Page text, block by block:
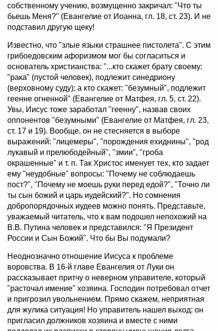
собственному учению, возмущенно закричал: "Что ты
бьешь Меня?" (Евангелие от Иоанна, гл. 18, ст. 23). И не
подставил другую щеку!
Известно, что "злые языки страшнее пистолета". С этим
грибоедовским афоризмом мог бы согласиться и
основатель христианства: "...кто скажет брату своему:
"рака" (пустой человек), подлежит синедриону
(верховному суду); а кто скажет: "безумный", подлежит
геенне огненной" (Евангелие от Матфея, гл. 5, ст. 22).
Увы, Иисус тоже заработал "геенну", назвав своих
оппонентов "безумными" (Евангелие от Матфея, гл. 23,
ст. 17 и 19). Вообще, он не стесняется в выборе
выражений: "лицемеры", "порождения ехиднины", "род
лукавый и прелюбодейный", "змии", "гроба
окрашенные" и т. п. Так Христос именует тех, кто задает
ему "неудобные" вопросы: "Почему не соблюдаешь
пост?", "Почему не моешь руки перед едой?", "Точно ли
ты сын божий и царь иудейский?". Но сомнения
добропорядочных иудеев можно понять. Представьте,
уважаемый читатель, что к вам подошел непохожий на
В.В. Путина человек и представился: "Я Президент
России и Сын Божий". Что бы Вы подумали?
Неоднозначно отношение Иисуса к проблеме
воровства. В 16-й главе Евангелия от Луки он
рассказывает притчу о неверном управителе, который
"расточал имение" хозяина. Господин потребовал отчет
и пригрозил увольнением. Прямо скажем, неприятная
для жулика ситуация! Но управитель нашел выход: он
пригласил должников хозяина и вместе с ними